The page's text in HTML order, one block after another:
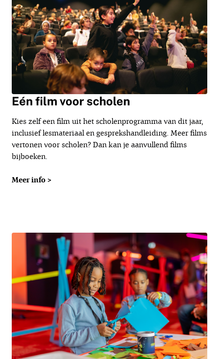
Eén film voor scholen
Kies zelf een film uit het scholenprogramma van dit jaar,
inclusief lesmateriaal en gesprekshandleiding. Meer films
vertonen voor scholen? Dan kan je aanvullend films
bijboeken.
Meer info >